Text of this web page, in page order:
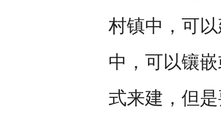
村镇中，可
中，可以镶
式来建，但